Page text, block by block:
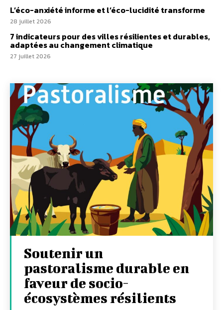
L’éco-anxiété informe et l’éco-lucidité transforme
28 juillet 2026
7 indicateurs pour des villes résilientes et durables,
adaptées au changement climatique
27 juillet 2026
Soutenir un
pastoralisme durable en
faveur de socio-
écosystèmes résilients